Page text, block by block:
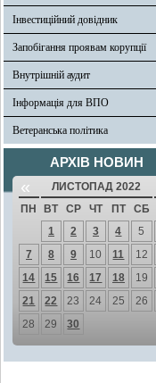
Інвестиційний довідник
Запобігання проявам корупції
Внутрішній аудит
Інформація для ВПО
Ветеранська політика
АРХІВ НОВИН
« ЛИСТОПАД 2022
ПН ВТ СР ЧТ ПТ СБ
1
2 3 4 5
7
8 9 10 11 12
14
15 16 17 18 19
21
22 23 24 25 26
28
29 30